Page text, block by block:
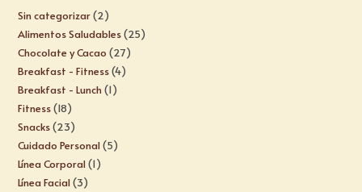
Sin categorizar 2
Alimentos Saludables 25
Chocolate y Cacao 27
Breakfast - Fitness 4
Breakfast - Lunch 1
Fitness 18
Snacks 23
Cuidado Personal 5
Línea Corporal 1
Línea Facial 3